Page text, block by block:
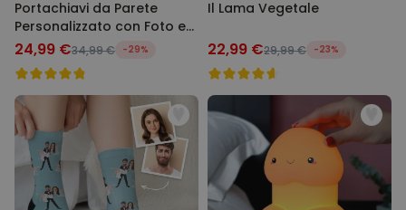
Portachiavi da Parete
Personalizzato con Foto e
Testo
24,99 €34,99 € -29%
Il Lama Vegetale
22,99 €29,99 € -23%